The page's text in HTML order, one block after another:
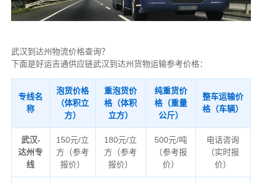
武汉到达州物流价格查询？
下面是好运吉通供应链武汉到达州货物运输参考价格：
专线名
称
泡货价格
（体积立
方）
重泡货价
格（体积
立方）
纯重货价
格（重量
公斤）
整车运输价
格（车辆）
武汉-
达州专
线
150元/立
方（参考
报价）
180元/立
方（参考
报价）
500元/吨
（参考报
价）
电话咨询
（实时报
价）